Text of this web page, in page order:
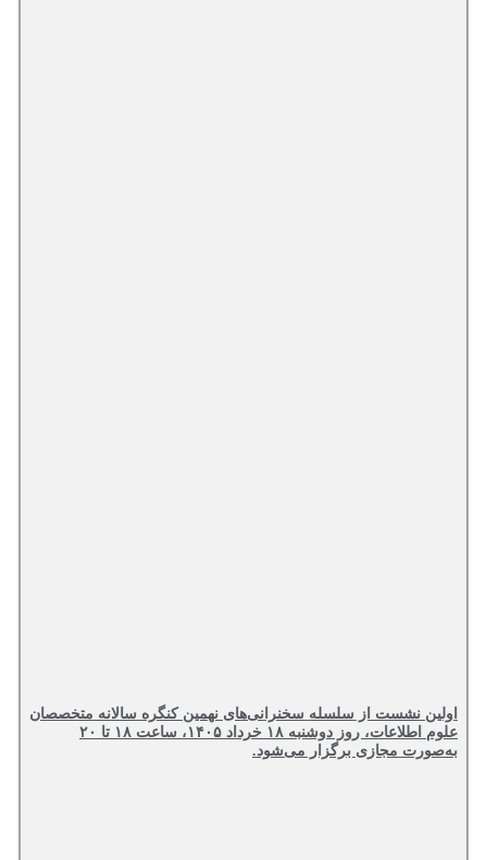
اولین نشست از سلسله سخنرانی‌های نهمین کنگره سالانه متخصصان
علوم اطلاعات، روز دوشنبه ۱۸ خرداد ۱۴۰۵، ساعت ۱۸ تا ۲۰
به‌صورت مجازی برگزار می‌شود.